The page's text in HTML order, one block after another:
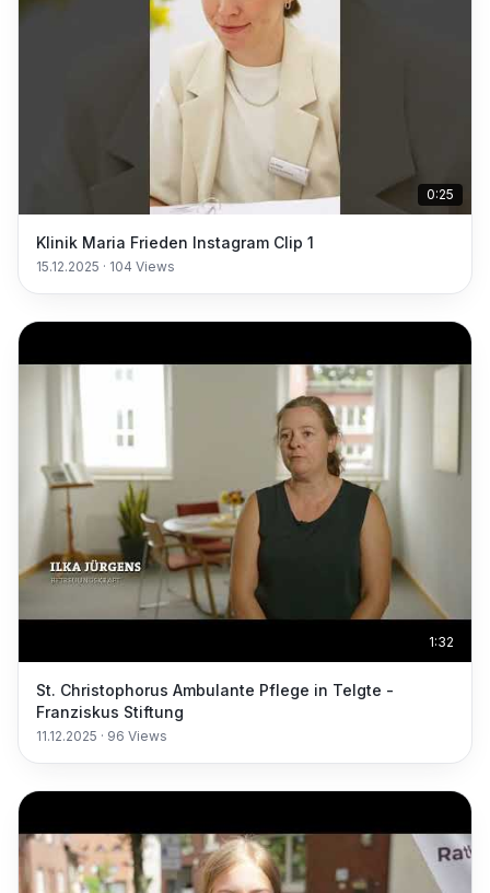
0:25
Klinik Maria Frieden Instagram Clip 1
15.12.2025 · 104 Views
1:32
St. Christophorus Ambulante Pflege in Telgte -
Franziskus Stiftung
11.12.2025 · 96 Views